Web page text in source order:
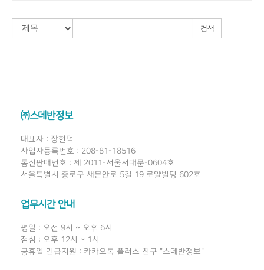
검색
㈜스데반정보
대표자 : 장현덕
사업자등록번호 : 208-81-18516
통신판매번호 : 제 2011-서울서대문-0604호
서울특별시 종로구 새문안로 5길 19 로얄빌딩 602호
업무시간 안내
평일 : 오전 9시 ~ 오후 6시
점심 : 오후 12시 ~ 1시
공휴일 긴급지원 : 카카오톡 플러스 친구 "스데반정보"